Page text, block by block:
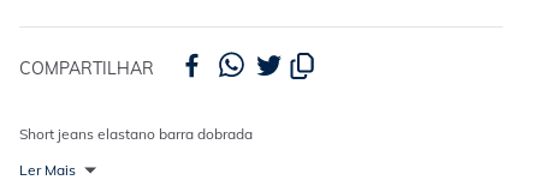
COMPARTILHAR
Short jeans elastano barra dobrada
Ler Mais